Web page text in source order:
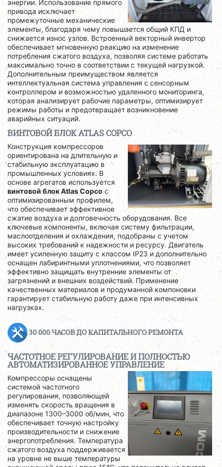
энергии. Использование прямого
привода исключает
промежуточные механические
элементы, благодаря чему повышается общий КПД и
снижается износ узлов. Встроенный векторный инвертор
обеспечивает мгновенную реакцию на изменение
потребления сжатого воздуха, позволяя системе работать
максимально точно в соответствии с текущей нагрузкой.
Дополнительным преимуществом является
интеллектуальная система управления с сенсорным
контроллером и возможностью удаленного мониторинга,
которая анализирует рабочие параметры, оптимизирует
режимы работы и предотвращает возникновение
аварийных ситуаций.
ВИНТОВОЙ БЛОК ATLAS COPCO
Конструкция компрессоров
ориентирована на длительную и
стабильную эксплуатацию в
промышленных условиях. В
основе агрегатов используется
винтовой блок Atlas Copco с
оптимизированным профилем,
что обеспечивает эффективное
сжатие воздуха и долговечность оборудования. Все
ключевые компоненты, включая систему фильтрации,
маслоотделения и охлаждения, подобраны с учетом
высоких требований к надежности и ресурсу. Двигатель
имеет усиленную защиту с классом IP23 и дополнительно
оснащен лабиринтными уплотнениями, что позволяет
эффективно защищать внутренние элементы от
загрязнений и внешних воздействий. Применение
качественных материалов и продуманной компоновки
гарантирует стабильную работу даже при интенсивных
нагрузках.
30 000 ЧАСОВ ДО КАПИТАЛЬНОГО РЕМОНТА
ЧАСТОТНОЕ РЕГУЛИРОВАНИЕ И ПОЛНОСТЬЮ
АВТОМАТИЗИРОВАННОЕ УПРАВЛЕНИЕ
Компрессоры оснащены
системой частотного
регулирования, позволяющей
изменять скорость вращения в
диапазоне 1300–3000 об/мин, что
обеспечивает точную настройку
производительности и снижение
энергопотребления. Температура
сжатого воздуха поддерживается
на уровне не выше температуры